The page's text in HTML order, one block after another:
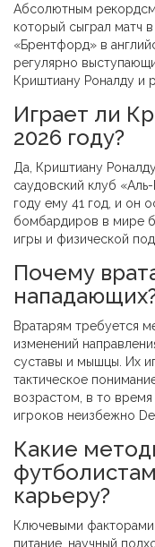
Абсолютным
который сыграл матч
«Брентфорд» в
регулярно
Криштиану Роналду и
Играет ли
2026 году?
Да, Криштиану
саудовский клуб
году ему 41 год, и он
бомбардиров в мире
игры и физической
Почему
Вратарям требуется
изменений
суставы и мышцы. Их
тактическое
возрастом, в то
игроков неизбежно
Какие
карьеру?
Ключевыми
питание, научный